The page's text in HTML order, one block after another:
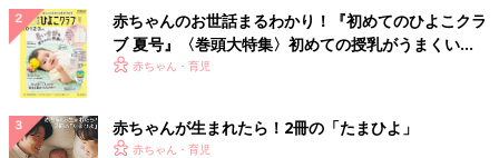
赤ちゃんのお世話まるわかり！『初めてのひよこクラ
ブ 夏号』〈巻頭大特集〉初めての授乳がうまくい
く！ おっぱい・ミルクの基本と夏のトラブル 解決テ
赤ちゃん・育児
赤ちゃんが生まれたら！2冊の「たまひよ」
赤ちゃん・育児